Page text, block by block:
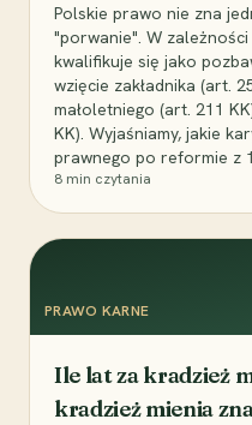
Polskie prawo nie zna
"porwanie". W
kwalifikuje się jako
wzięcie zakładnika (art.
małoletniego (art. 211
KK). Wyjaśniamy, jakie
prawnego po reformie z
8 min czytania
PRAWO KARNE
Ile lat za kradzież
kradzież mienia